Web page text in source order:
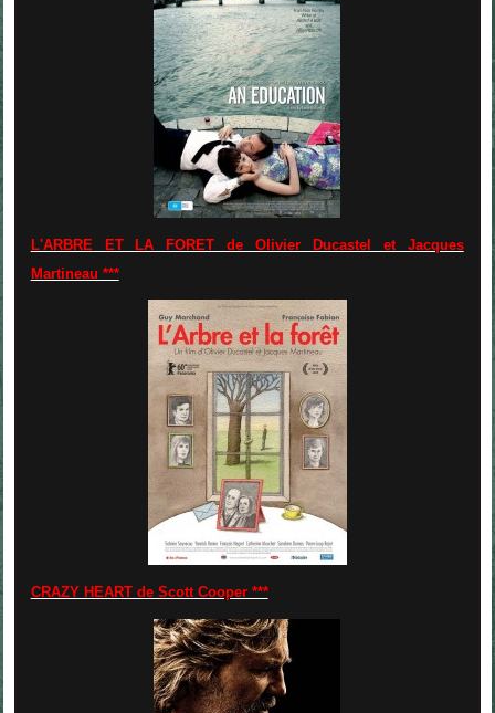
L'ARBRE ET LA FORET de Olivier Ducastel et Jacques
Martineau ***
CRAZY HEART de Scott Cooper ***